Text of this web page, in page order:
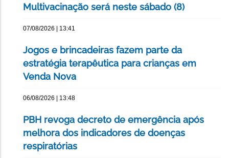
Multivacinação será neste sábado (8)
07/08/2026 | 13:41
Jogos e brincadeiras fazem parte da
estratégia terapêutica para crianças em
Venda Nova
06/08/2026 | 13:48
PBH revoga decreto de emergência após
melhora dos indicadores de doenças
respiratórias